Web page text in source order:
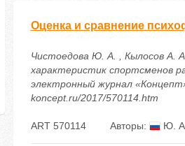
Оценка и сравнение
Чистоедова Ю. А. , Кылосов А.
характеристик спортсменов
электронный журнал
koncept.ru/2017/570114.htm
ART 570114 Авторы: Ю. А.